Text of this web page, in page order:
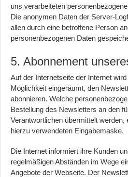
uns verarbeiteten
Die anonymen Daten der Server-
allen durch eine betroffene Person
personenbezogenen Daten
5. Abonnement
Auf der Internetseite der Internet
Möglichkeit eingeräumt, den
abonnieren. Welche
Bestellung des Newsletters an den
Verantwortlichen übermittelt werden,
hierzu verwendeten Eingabemaske.
Die Internet informiert ihre Kunden
regelmäßigen Abständen im Wege
Angebote der Webseite. Der